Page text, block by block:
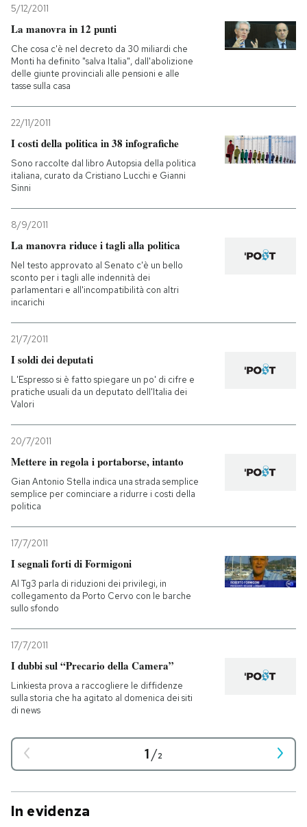
5/12/2011
La manovra in 12 punti
Che cosa c'è nel decreto da 30 miliardi che
Monti ha definito "salva Italia", dall'abolizione
delle giunte provinciali alle pensioni e alle
tasse sulla casa
22/11/2011
I costi della politica in 38 infografiche
Sono raccolte dal libro Autopsia della politica
italiana, curato da Cristiano Lucchi e Gianni
Sinni
8/9/2011
La manovra riduce i tagli alla politica
Nel testo approvato al Senato c'è un bello
sconto per i tagli alle indennità dei
parlamentari e all'incompatibilità con altri
incarichi
21/7/2011
I soldi dei deputati
L'Espresso si è fatto spiegare un po' di cifre e
pratiche usuali da un deputato dell'Italia dei
Valori
20/7/2011
Mettere in regola i portaborse, intanto
Gian Antonio Stella indica una strada semplice
semplice per cominciare a ridurre i costi della
politica
17/7/2011
I segnali forti di Formigoni
Al Tg3 parla di riduzioni dei privilegi, in
collegamento da Porto Cervo con le barche
sullo sfondo
17/7/2011
I dubbi sul “Precario della Camera”
Linkiesta prova a raccogliere le diffidenze
sulla storia che ha agitato al domenica dei siti
di news
1/2
In evidenza